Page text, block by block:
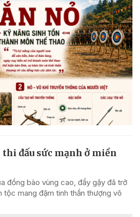
đấu sức mạnh ở miền
đồng bào vùng cao, đẩy gậy đã trở
tộc mang đậm tinh thần thượng võ